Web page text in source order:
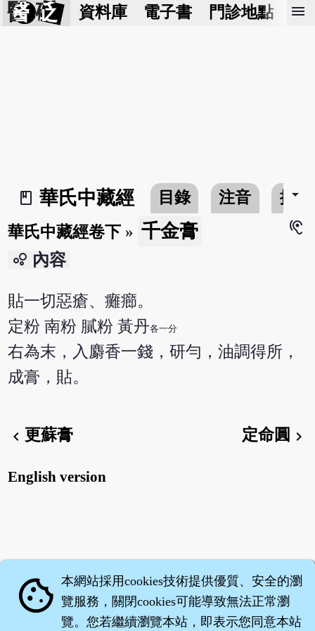
醫 砭 資料庫 電子書 門診地點 預
menu
book_2
華氏中藏經 目錄 注音 搜尋
arrow_drop_down
華氏中藏經卷下 » 千金膏
hearing
bubble_chart 內容
貼一切惡瘡、癱癤。
定粉 南粉 膩粉 黃丹各一分
右為末，入麝香一錢，研勻，油調得所，
成膏，貼。
chevron_left更蘇膏 定命圓 chevron_right
English version
cookie 本網站採用cookies技術提供優質、安全的瀏
覽服務，關閉cookies可能導致無法正常瀏
覽。您若繼續瀏覽本站，即表示您同意本站